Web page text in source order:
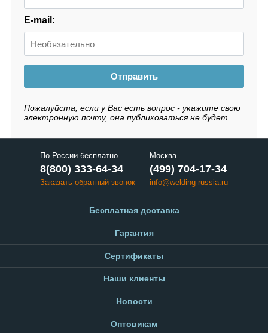
E-mail:
Отправить
Пожалуйста, если у Вас есть вопрос - укажите свою
электронную почту, она публиковаться не будет.
По России бесплатно
8(800) 333-64-34
Заказать обратный звонок
Москва
(499) 704-17-34
info@welding-russia.ru
Бесплатная доставка
Гарантия
Сертификаты
Наши клиенты
Новости
Оптовикам